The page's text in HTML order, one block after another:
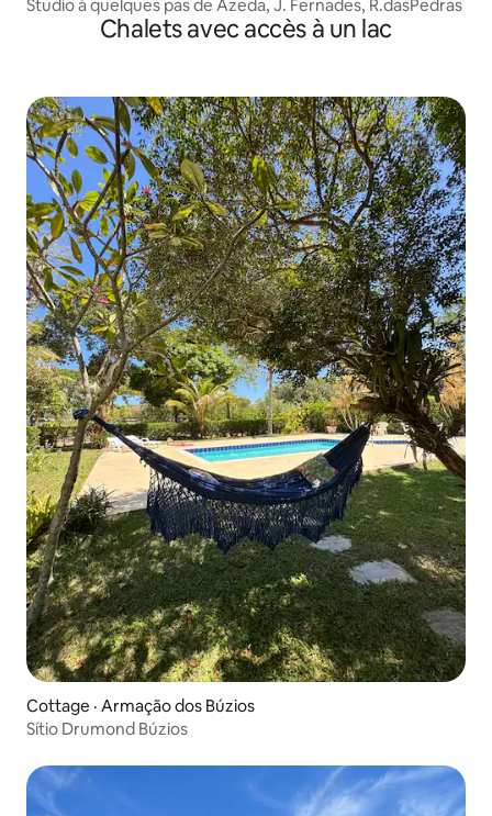
Studio à quelques pas de Azeda, J. Fernades, R.dasPedras
Chalets avec accès à un lac
Cottage · Armação dos Búzios
Sítio Drumond Búzios